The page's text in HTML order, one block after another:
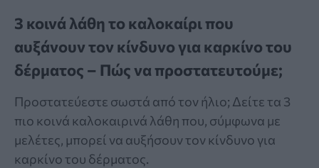
3 κοινά λάθη το καλοκαίρι που
αυξάνουν τον κίνδυνο για καρκίνο του
δέρματος – Πώς να προστατευτούμε;
Προστατεύεστε σωστά από τον ήλιο; Δείτε τα 3
πιο κοινά καλοκαιρινά λάθη που, σύμφωνα με
μελέτες, μπορεί να αυξήσουν τον κίνδυνο για
καρκίνο του δέρματος.